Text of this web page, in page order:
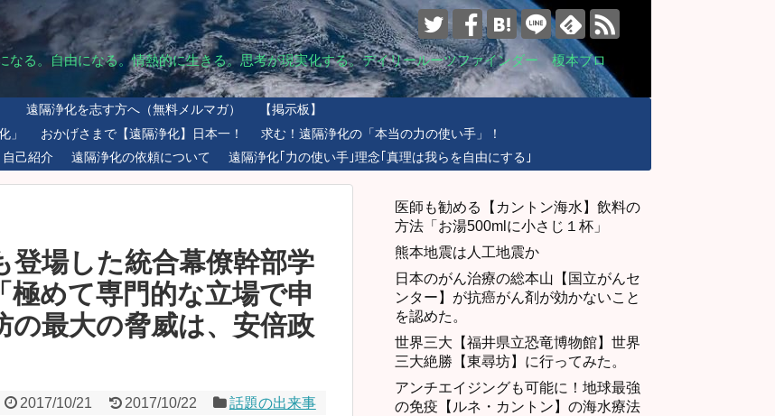
なる。自由になる。情熱的に生きる。思考が現実化する。デイリールーツファインダー 榎本ブロ
遠隔浄化を志す方へ（無料メルマガ）
【掲示板】
」
おかげさまで【遠隔浄化】日本一！
求む！遠隔浄化の「本当の力の使い手」！
自己紹介 遠隔浄化の依頼について 遠隔浄化｢力の使い手｣理念｢真理は我らを自由にする｣
登場した統合幕僚幹部学
めて専門的な立場で申
の最大の脅威は、安倍政
2017/10/21 2017/10/22 話題の出来事
医師も勧める【カントン海水】飲料の
方法「お湯500mlに小さじ１杯」
熊本地震は人工地震か
日本のがん治療の総本山【国立がんセ
ンター】が抗癌がん剤が効かないこと
を認めた。
世界三大【福井県立恐竜博物館】世界
三大絶勝【東尋坊】に行ってみた。
アンチエイジングも可能に！地球最強
の免疫【ルネ・カントン】の海水療法